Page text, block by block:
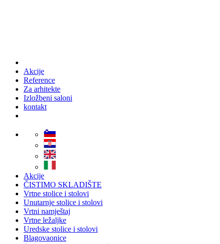
Akcije
Reference
Za arhitekte
Izložbeni saloni
kontakt
Akcije
ČISTIMO SKLADIŠTE
Vrtne stolice i stolovi
Unutarnje stolice i stolovi
Vrtni namještaj
Vrtne ležaljke
Uredske stolice i stolovi
Blagovaonice